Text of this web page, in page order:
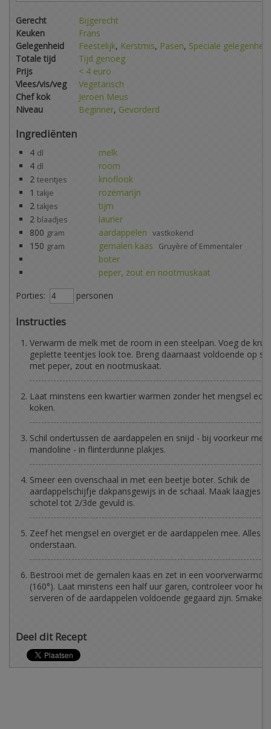
Gerecht
Bijgerecht
Keuken
Frans
Gelegenheid
Feestelijk, Kerstmis, Pasen, Speciale gelegenheid
Totale tijd
Tijd genoeg
Prijs
< 4 euro
Vlees/vis/veg
Vegetarisch
Chef kok
Jeroen Meus
Niveau
Beginner, Gevorderd
Ingrediënten
4 dl
melk
4 dl
room
2 teentjes
knoflook
1 takje
rozemarijn
2 takjes
tijm
2 blaadjes
laurier
800 gram aardappelen vastkokend
150 gram gemalen kaas Gruyère of Emmentaler
boter
peper, zout en nootmuskaat
Porties:
personen
Instructies
Verwarm de melk met de room in een steelpan. Voeg de
geplette teentjes look toe. Breng daarnaast voldoende op
met peper, zout en nootmuskaat.
Laat minstens een kwartier warmen zonder het mengsel
koken.
Schil ondertussen de aardappelen en snijd - bij voorkeur met
mandoline - in flinterdunne plakjes.
Smeer een ovenschaal in met een beetje boter. Schik de
aardappelschijfje dakpansgewijs in de schaal. Maak laagjes
schotel tot 2/3de gevuld is.
Zeef het mengsel en overgiet er de aardappelen mee. Alles
onderstaan.
Bestrooi met de gemalen kaas en zet in een voorverwarmde
(160°). Laat minstens een half uur garen, controleer voor het
serveren of de aardappelen voldoende gegaard zijn.
Deel dit Recept